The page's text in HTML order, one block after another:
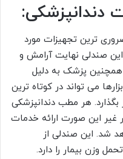
دندانپزشکی:
ترین تجهیزات مورد
صندلی نهایت آرامش و
همچنین پزشک به دلیل
می تواند در کوتاه ترین
هر مطب دندانپزشکی
غیر این صورت ارائه خدمات
شد. این صندلی از
وزن بیمار را دارد.